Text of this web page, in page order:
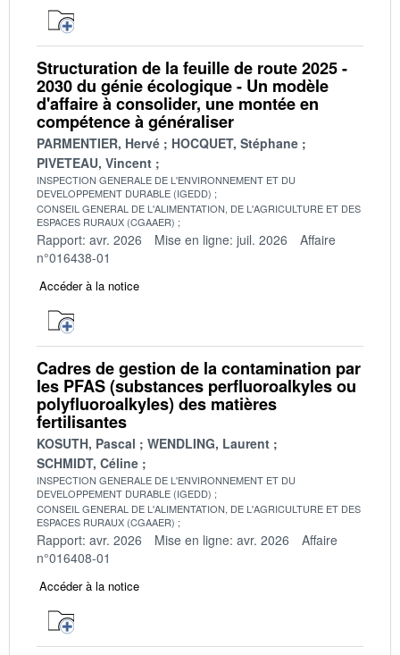
Structuration de la feuille de route 2025 -
2030 du génie écologique - Un modèle
d'affaire à consolider, une montée en
compétence à généraliser
PARMENTIER, Hervé
HOCQUET, Stéphane
PIVETEAU, Vincent
INSPECTION GENERALE DE L'ENVIRONNEMENT ET DU
DEVELOPPEMENT DURABLE (IGEDD)
CONSEIL GENERAL DE L'ALIMENTATION, DE L'AGRICULTURE ET DES
ESPACES RURAUX (CGAAER)
Rapport: avr. 2026 Mise en ligne: juil. 2026
Affaire
n°016438-01
Accéder à la notice
Cadres de gestion de la contamination par
les PFAS (substances perfluoroalkyles ou
polyfluoroalkyles) des matières
fertilisantes
KOSUTH, Pascal
WENDLING, Laurent
SCHMIDT, Céline
INSPECTION GENERALE DE L'ENVIRONNEMENT ET DU
DEVELOPPEMENT DURABLE (IGEDD)
CONSEIL GENERAL DE L'ALIMENTATION, DE L'AGRICULTURE ET DES
ESPACES RURAUX (CGAAER)
Rapport: avr. 2026 Mise en ligne: avr. 2026
Affaire
n°016408-01
Accéder à la notice